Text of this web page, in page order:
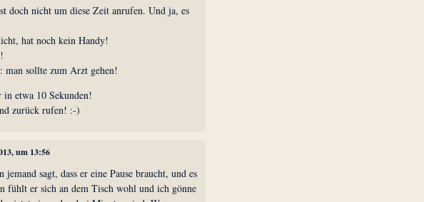
doch nicht um diese Zeit anrufen. Und ja, es
hat noch kein Handy!
man sollte zum Arzt gehen!
etwa 10 Sekunden!
zurück rufen! :-)
um 13:56
sagt, dass er eine Pause braucht, und es
fühlt er sich an dem Tisch wohl und ich gönne